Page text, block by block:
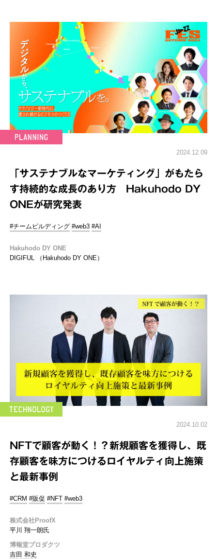
2024.12.09
「サステナブルなマーケティング」がもたら
す持続的な成長のあり方 Hakuhodo DY
ONEが研究発表
#チームビルディング #web3 #AI
Hakuhodo DY ONE
DIGIFUL （Hakuhodo DY ONE）
2024.10.02
NFTで顧客が動く！？新規顧客を獲得し、既
存顧客を味方につけるロイヤルティ向上施策
と最新事例
#CRM #販促 #NFT #web3
株式会社ProofX
平川 翔一朗氏
博報堂プロダクツ
吉田 和史